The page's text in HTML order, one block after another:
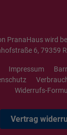
PranaHaus wird
6, 79359
Impressum
Widerrufs-
Vertrag